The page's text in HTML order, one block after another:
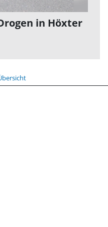
in Höxter